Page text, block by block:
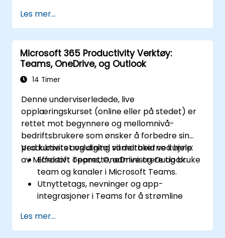
Les mer...
Microsoft 365 Productivity Verktøy:
Teams, OneDrive, og Outlook
14 Timer
Denne underviserledede, live
opplæringskurset (online eller på stedet) er
rettet mot begynnere og mellomnivå-
bedriftsbrukere som ønsker å forbedre sin
produktivitet og digital samarbeid ved hjelp
av Microsoft Teams, OneDrive og Outlook.
Ved kursets avslutning vil deltakerne kunne:
Effektivt opprette, administrere og bruke
team og kanaler i Microsoft Teams.
Utnyttetags, nevninger og app-
integrasjoner i Teams for å strømline
Lagre, organisere og trygt dele filer i
OneDrive ved hjelp av beste praksis.
Les mer...